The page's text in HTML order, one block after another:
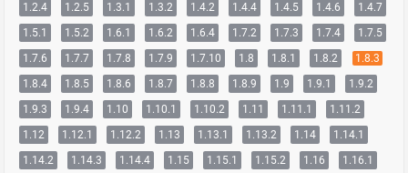
1.2.4
1.2.5 1.3.1 1.3.2 1.4.2 1.4.4 1.4.5 1.4.6
1.4.7
1.5.1
1.5.2 1.6.1 1.6.2 1.6.4 1.7.2 1.7.3 1.7.4
1.7.5
1.7.6
1.7.7 1.7.8 1.7.9 1.7.10 1.8 1.8.1 1.8.2
1.8.3
1.8.4
1.8.5 1.8.6 1.8.7 1.8.8 1.8.9 1.9 1.9.1
1.9.2
1.9.3
1.9.4 1.10 1.10.1 1.10.2 1.11 1.11.1
1.11.2
1.12
1.12.1 1.12.2 1.13 1.13.1 1.13.2 1.14
1.14.1
1.14.2
1.14.3 1.14.4 1.15 1.15.1 1.15.2 1.16
1.16.1